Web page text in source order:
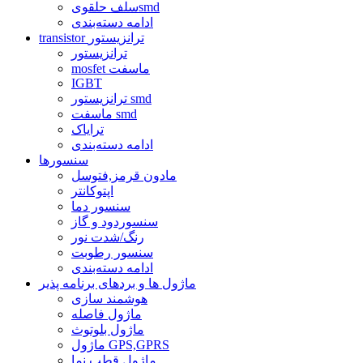
سلف حلقویsmd
ادامه دسته‌بندی
transistor ترانزیستور
ترانزیستور
mosfet ماسفت
IGBT
ترانزیستور smd
ماسفت smd
ترایاک
ادامه دسته‌بندی
سنسورها
مادون قرمز,فتوسل
اپتوکانتر
سنسور دما
سنسوردود و گاز
رنگ/شدت نور
سنسور رطوبت
ادامه دسته‌بندی
ماژول ها و بردهای برنامه پذیر
هوشمند سازی
ماژول فاصله
ماژول بلوتوث
ماژول GPS,GPRS
ماژول قطب نما